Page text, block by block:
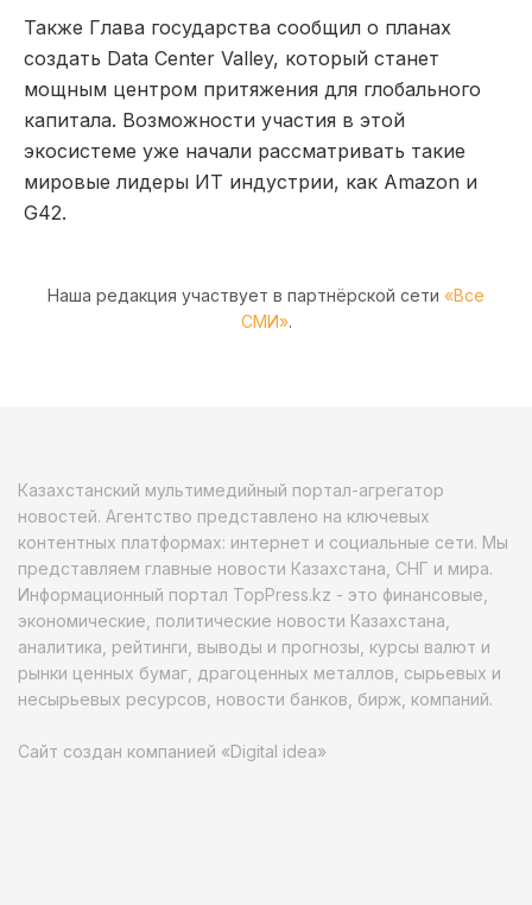
Также Глава государства сообщил о планах
создать Data Center Valley, который станет
мощным центром притяжения для глобального
капитала. Возможности участия в этой
экосистеме уже начали рассматривать такие
мировые лидеры ИТ индустрии, как Amazon и
G42.
Наша редакция участвует в партнёрской сети «Все
СМИ».
Казахстанский мультимедийный портал-агрегатор
новостей. Агентство представлено на ключевых
контентных платформах: интернет и социальные сети. Мы
представляем главные новости Казахстана, СНГ и мира.
Информационный портал TopPress.kz - это финансовые,
экономические, политические новости Казахстана,
аналитика, рейтинги, выводы и прогнозы, курсы валют и
рынки ценных бумаг, драгоценных металлов, сырьевых и
несырьевых ресурсов, новости банков, бирж, компаний.
Сайт создан компанией «Digital idea»